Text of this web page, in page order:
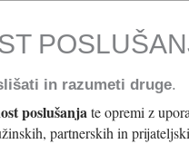
in razumeti druge.
poslušanjate opremi z
partnerskih in